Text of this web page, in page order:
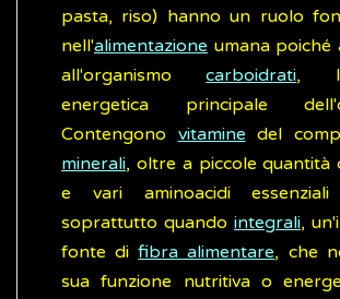
pasta, riso) hanno un ruolo
nell'alimentazione umana
all'organismocarboidrati,
energetica principale
Contengono vitamine del
minerali, oltre a piccole quantità
e vari aminoacidi
soprattutto quando integrali,
fonte difibra alimentare, che
sua funzione nutritiva o